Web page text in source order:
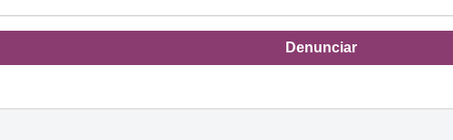
Denunciar